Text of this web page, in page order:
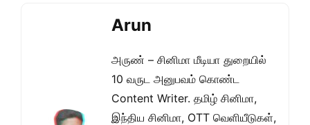
Arun
அருண் – சினிமா மீடியா துறையில்
10 வருட அனுபவம் கொண்ட
Content Writer. தமிழ் சினிமா,
இந்திய சினிமா, OTT வெளியீடுகள்,